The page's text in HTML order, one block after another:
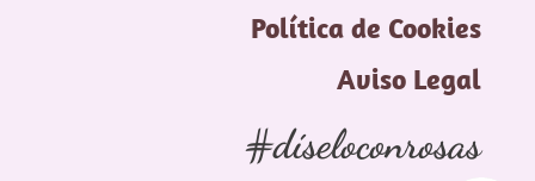
Política de Cookies
Aviso Legal
#díseloconrosas